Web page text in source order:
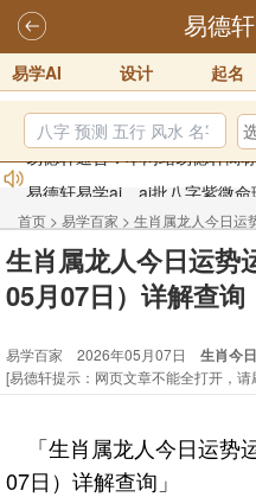
易德轩
易学AI 设计 起名
易德轩易学ai，ai批八字紫微
体验！！
2025-07-01
易德轩网重构及升能完成，欢
2025-07-01
订！！
2025-10-01
2026丙午年铁笔居士精批年运
易德轩通告：本网站易德轩商
首页 > 易学百家 > 生肖属龙人今日运
05月07日）详解查询
生肖属龙人今日运势
05月07日）详解查询
易学百家 2026年05月07日 生肖今
[易德轩提示：网页文章不能全打开，请
「生肖属龙人今日运势
07日）详解查询」